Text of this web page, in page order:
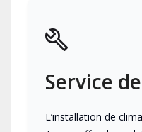
Service
L’installation de